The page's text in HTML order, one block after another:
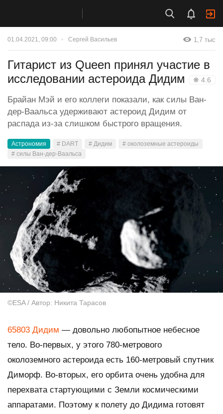
01.04.2021, 09:00 Сергей Васильев 1,7 тыс
Гитарист из Queen принял участие в
исследовании астероида Дидим
❋ 4.6
Брайан Мэй и его коллеги показали, как силы Ван-
дер-Ваальса удерживают астероид Дидим от
распада из-за слишком быстрого вращения.
Астрономия # DART # Дидим
# околоземные астероиды
# силы Ван-дер-Ваальса
©ESA / Автор: Никита Тарасов
65803 Дидим — довольно любопытное небесное
тело. Во-первых, у этого 780-метрового
околоземного астероида есть 160-метровый спутник
Диморф. Во-вторых, его орбита очень удобна для
перехвата стартующими с Земли космическими
аппаратами. Поэтому к полету до Дидима готовят